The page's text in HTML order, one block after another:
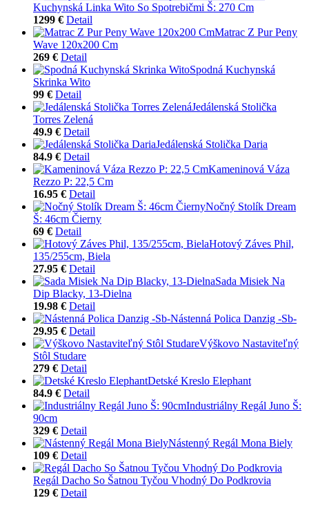
Kuchynská Linka Wito So Spotrebičmi Š: 270 Cm
1299 € Detail
Matrac Z Pur Peny
Wave 120x200 Cm
269 € Detail
Spodná Kuchynská
Skrinka Wito
99 € Detail
Jedálenská Stolička
Torres Zelená
49.9 € Detail
Jedálenská Stolička Daria
84.9 € Detail
Kameninová Váza
Rezzo P: 22,5 Cm
16.95 € Detail
Nočný Stolík Dream
Š: 46cm Čierny
69 € Detail
Hotový Záves Phil,
135/255cm, Biela
27.95 € Detail
Sada Misiek Na
Dip Blacky, 13-Dielna
19.98 € Detail
Nástenná Polica Danzig -Sb-
29.95 € Detail
Výškovo Nastaviteľný
Stôl Studare
279 € Detail
Detské Kreslo Elephant
84.9 € Detail
Industriálny Regál Juno Š:
90cm
329 € Detail
Nástenný Regál Mona Biely
109 € Detail
Regál Dacho So Šatnou Tyčou Vhodný Do Podkrovia
129 € Detail